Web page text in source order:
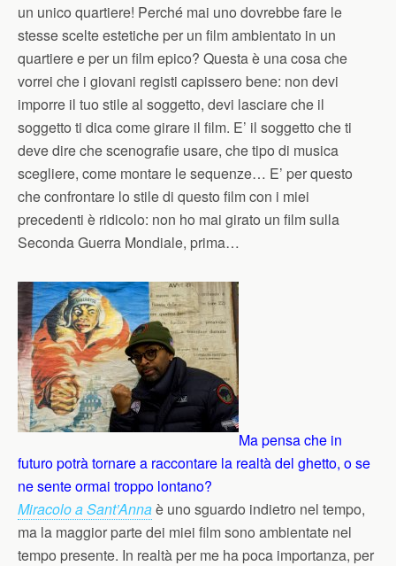
un unico quartiere! Perché mai uno dovrebbe fare le
stesse scelte estetiche per un film ambientato in un
quartiere e per un film epico? Questa è una cosa che
vorrei che i giovani registi capissero bene: non devi
imporre il tuo stile al soggetto, devi lasciare che il
soggetto ti dica come girare il film. E’ il soggetto che ti
deve dire che scenografie usare, che tipo di musica
scegliere, come montare le sequenze… E’ per questo
che confrontare lo stile di questo film con i miei
precedenti è ridicolo: non ho mai girato un film sulla
Seconda Guerra Mondiale, prima…
Ma pensa che in
futuro potrà tornare a raccontare la realtà del ghetto, o se
ne sente ormai troppo lontano?
Miracolo a Sant’Annaè uno sguardo indietro nel tempo,
ma la maggior parte dei miei film sono ambientate nel
tempo presente. In realtà per me ha poca importanza, per